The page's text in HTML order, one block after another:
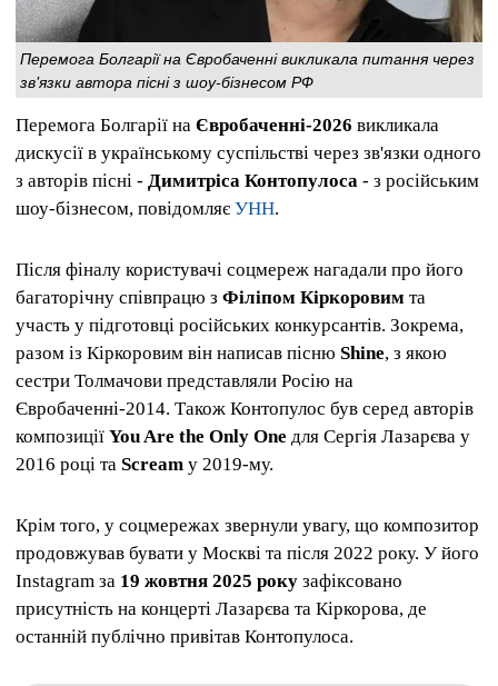
Перемога Болгарії на Євробаченні викликала питання через
зв'язки автора пісні з шоу-бізнесом РФ
Перемога Болгарії на Євробаченні-2026 викликала
дискусії в українському суспільстві через зв'язки одного
з авторів пісні - Димитріса Контопулоса - з російським
шоу-бізнесом, повідомляє УНН.
Після фіналу користувачі соцмереж нагадали про його
багаторічну співпрацю з Філіпом Кіркоровим та
участь у підготовці російських конкурсантів. Зокрема,
разом із Кіркоровим він написав пісню Shine, з якою
сестри Толмачови представляли Росію на
Євробаченні-2014. Також Контопулос був серед авторів
композиції You Are the Only One для Сергія Лазарєва у
2016 році та Scream у 2019-му.
Крім того, у соцмережах звернули увагу, що композитор
продовжував бувати у Москві та після 2022 року. У його
Instagram за 19 жовтня 2025 року зафіксовано
присутність на концерті Лазарєва та Кіркорова, де
останній публічно привітав Контопулоса.